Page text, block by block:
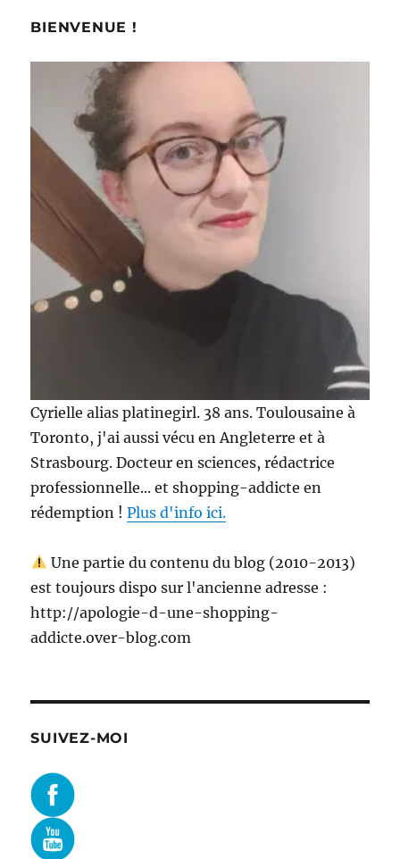
BIENVENUE !
Cyrielle alias platinegirl. 38 ans. Toulousaine à
Toronto, j'ai aussi vécu en Angleterre et à
Strasbourg. Docteur en sciences, rédactrice
professionnelle... et shopping-addicte en
rédemption !Plus d'info ici.
Une partie du contenu du blog (2010-2013)
est toujours dispo sur l'ancienne adresse :
http://apologie-d-une-shopping-
addicte.over-blog.com
SUIVEZ-MOI